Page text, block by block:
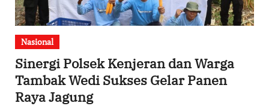
Nasional
Sinergi Polsek Kenjeran dan Warga
Tambak Wedi Sukses Gelar Panen
Raya Jagung